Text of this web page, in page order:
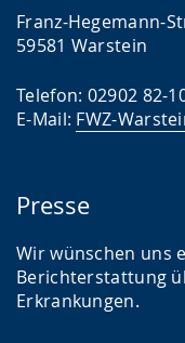
Franz-Hegemann-
59581 Warstein
Telefon: 02902 82-
E-Mail: FWZ-
Presse
Wir wünschen uns
Berichterstattung
Erkrankungen.